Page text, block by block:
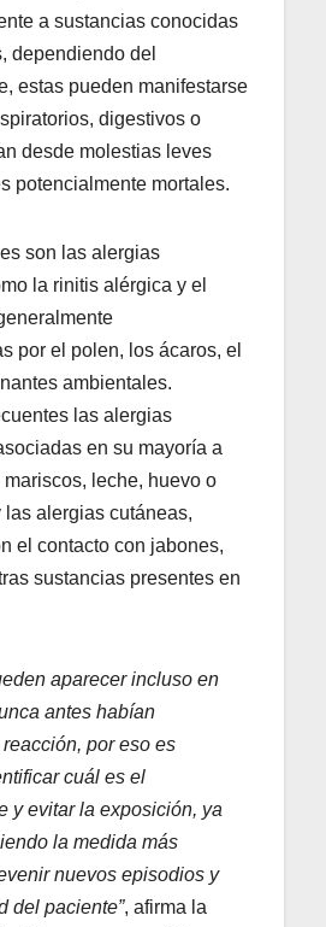
a sustancias conocidas
dependiendo del
estas pueden manifestarse
digestivos o
desde molestias leves
potencialmente mortales.
son las alergias
la rinitis alérgica y el
por el polen, los ácaros, el
ambientales.
las alergias
en su mayoría a
leche, huevo o
alergias cutáneas,
el contacto con jabones,
sustancias presentes en
aparecer incluso en
antes habían
por eso es
cuál es el
y evitar la exposición, ya
la medida más
nuevos episodios y
del paciente”, afirma la